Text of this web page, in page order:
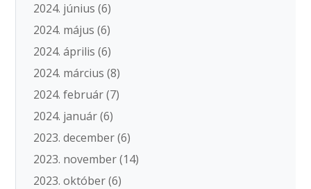
2024. június (6)
2024. május (6)
2024. április (6)
2024. március (8)
2024. február(7)
2024. január(6)
2023. december(6)
2023. november(14)
2023. október(6)